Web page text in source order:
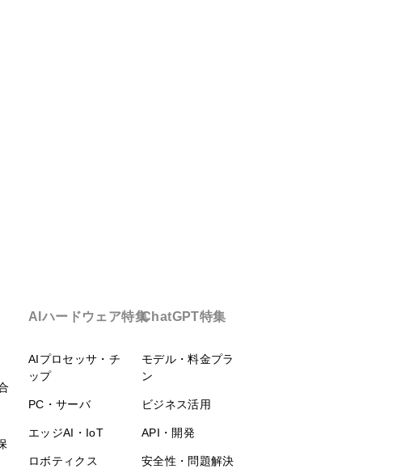
AIハードウェア特集
AIプロセッサ・チ
ップ
PC・サーバ
エッジAI・IoT
ロボティクス
ChatGPT特集
モデル・料金プラ
ン
ビジネス活用
API・開発
安全性・問題解決